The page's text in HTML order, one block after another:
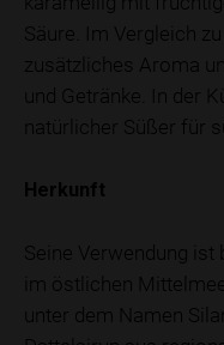
Säure. Im Vergleich
zusätzliches Aroma
und Getränke. In der
natürlicher Süßer für
Herkunft
Seine Verwendung
im östlichen
unter dem Namen